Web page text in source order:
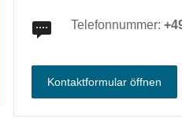
Telefonnummer:
Kontaktformular öffnen